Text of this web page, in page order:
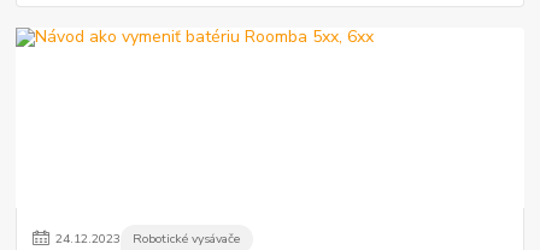
24.12.2023 Robotické vysávače